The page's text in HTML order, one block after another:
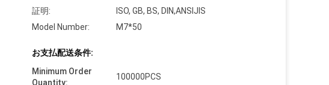
証明:
ISO, GB, BS, DIN,ANSIJIS
Model Number:
M7*50
お支払配送条件:
Minimum Order
Quantity:
100000PCS